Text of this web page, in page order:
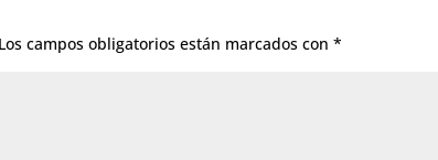
Los campos obligatorios están marcados con*